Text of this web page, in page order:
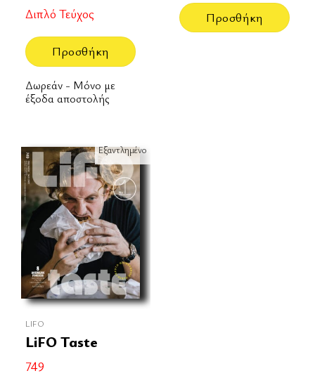
Διπλό Τεύχος
Προσθήκη
Δωρεάν - Μόνο με
έξοδα αποστολής
Προσθήκη
Εξαντλημένο
LIFO
LiFO Taste
749